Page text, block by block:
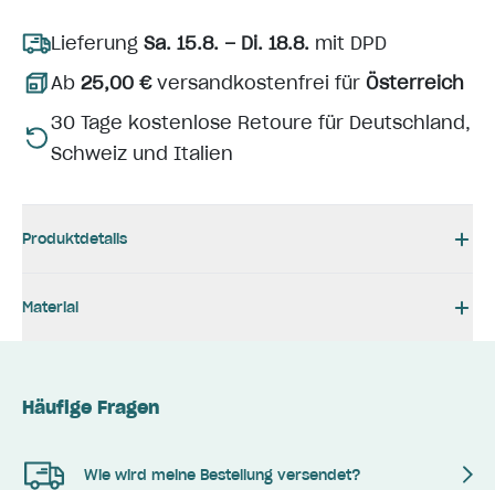
Lieferung Sa. 15.8. – Di. 18.8. mit DPD
Ab 25,00 €versandkostenfrei für Österreich
30 Tage kostenlose Retoure für Deutschland,
Schweiz und Italien
Produktdetails
Material
Häufige Fragen
Wie wird meine Bestellung versendet?